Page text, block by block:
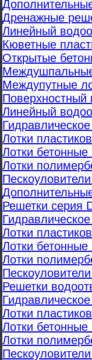
Дренажные
Линейный
Кюветные
Открытые
Междупутные
Поверхностный
Линейный
Лотки
Лотки
Лотки
Решетки серия
Лотки
Лотки
Лотки
Решетки
Лотки
Лотки
Лотки